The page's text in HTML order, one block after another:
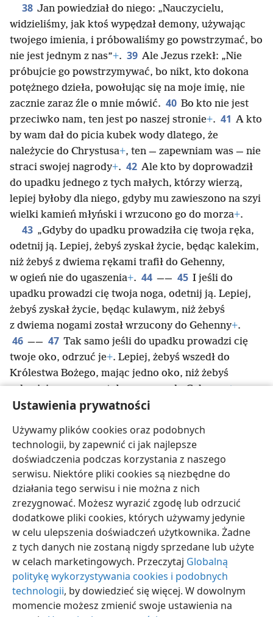
Ustawienia prywatności
Używamy plików cookies oraz podobnych
technologii, by zapewnić ci jak najlepsze
doświadczenia podczas korzystania z naszego
serwisu. Niektóre pliki cookies są niezbędne do
działania tego serwisu i nie można z nich
zrezygnować. Możesz wyrazić zgodę lub odrzucić
dodatkowe pliki cookies, których używamy jedynie
w celu ulepszenia doświadczeń użytkownika. Żadne
z tych danych nie zostaną nigdy sprzedane lub użyte
w celach marketingowych. Przeczytaj Globalną
politykę wykorzystywania cookies i podobnych
technologii, by dowiedzieć się więcej. W dowolnym
momencie możesz zmienić swoje ustawienia na
38 Jan powiedział do niego: „Nauczycielu,
widzieliśmy, jak ktoś wypędzał demony, używając
twojego imienia, i próbowaliśmy go powstrzymać, bo
nie jest jednym z nas”+. 39 Ale Jezus rzekł: „Nie
próbujcie go powstrzymywać, bo nikt, kto dokona
potężnego dzieła, powołując się na moje imię, nie
zacznie zaraz źle o mnie mówić. 40 Bo kto nie jest
przeciwko nam, ten jest po naszej stronie+. 41 A kto
by wam dał do picia kubek wody dlatego, że
należycie do Chrystusa+, ten — zapewniam was — nie
straci swojej nagrody+. 42 Ale kto by doprowadził
do upadku jednego z tych małych, którzy wierzą,
lepiej byłoby dla niego, gdyby mu zawieszono na szyi
wielki kamień młyński i wrzucono go do morza+.
43 „Gdyby do upadku prowadziła cię twoja ręka,
odetnij ją. Lepiej, żebyś zyskał życie, będąc kalekim,
niż żebyś z dwiema rękami trafił do Gehenny,
w ogień nie do ugaszenia+. 44 —— 45 I jeśli do
upadku prowadzi cię twoja noga, odetnij ją. Lepiej,
żebyś zyskał życie, będąc kulawym, niż żebyś
z dwiema nogami został wrzucony do Gehenny+.
46 —— 47 Tak samo jeśli do upadku prowadzi cię
twoje oko, odrzuć je+. Lepiej, żebyś wszedł do
Królestwa Bożego, mając jedno oko, niż żebyś
z dwojgiem oczu został wrzucony do Gehenny+,
48 gdzie robak nie ginie, a ogień nie jest gaszony
jest wyborna, ale gdyby straciła swój słony smak, to
jak go przywrócicie?
Miejcie sól w sobie
i zachowujcie między sobą pokój”
+
polski Udostępnij Ustawienia
Copyright© 2026 Watch Tower Bible and Tract Society of Pennsylvania
Warunki użytkowania Polityka prywatności
Ustawienia prywatności
JW.ORG
Zaloguj